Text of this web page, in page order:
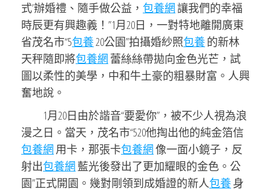
式’辦婚禮、隨手做公益， 包養網讓我們的幸福
時辰更有興趣義！”1月20日，一對特地離開廣東
省茂名市“5包養20公園”拍攝婚紗照包養的新林
天秤隨即將包養網 蕾絲絲帶拋向金色光芒，試
圖以柔性的美學，中和牛土豪的粗暴財富。人興
奮地說。
1月20日由於諧音“要愛你”，被不少人視為浪
漫之日。當天，茂名市“520他掏出他的純金箔信
包養網 用卡，那張卡包養網像一面小鏡子，反
射出包養網 藍光後發出了更加耀眼的金色。公
園”正式開園。幾對剛領到成婚證的新人包養身